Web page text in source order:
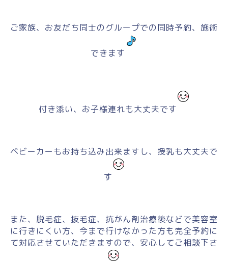
ご家族、お友だち同士のグループでの同時予約、施術
できます
付き添い、お子様連れも大丈夫です
ベビーカーもお持ち込み出来ますし、授乳も大丈夫で
す
また、脱毛症、抜毛症、抗がん剤治療後などで美容室
に行きにくい方、今まで行けなかった方も完全予約に
て対応させていただきますので、安心してご相談下さ